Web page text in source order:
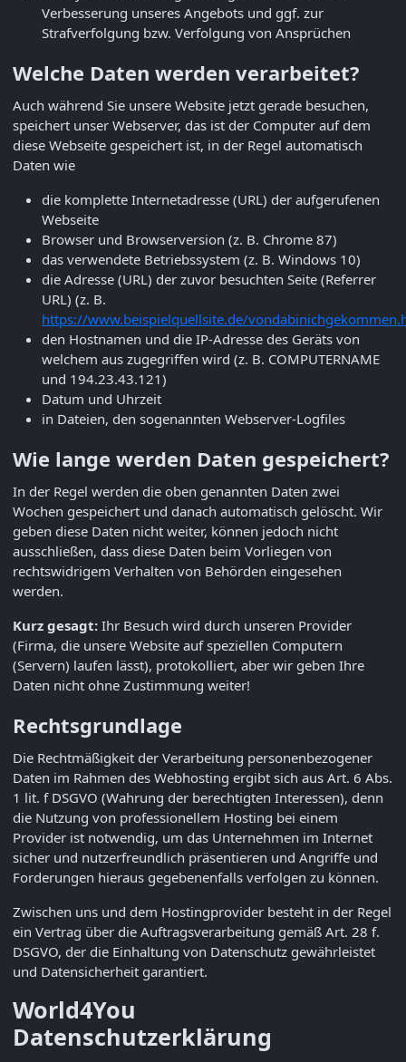
Verbesserung unseres Angebots und ggf. zur
Strafverfolgung bzw. Verfolgung von Ansprüchen
Welche Daten werden verarbeitet?
Auch während Sie unsere Website jetzt gerade besuchen,
speichert unser Webserver, das ist der Computer auf dem
diese Webseite gespeichert ist, in der Regel automatisch
Daten wie
die komplette Internetadresse (URL) der aufgerufenen
Webseite
Browser und Browserversion (z. B. Chrome 87)
das verwendete Betriebssystem (z. B. Windows 10)
die Adresse (URL) der zuvor besuchten Seite (Referrer
URL) (z. B.
https://www.beispielquellsite.de/
den Hostnamen und die IP-Adresse des Geräts von
welchem aus zugegriffen wird (z. B. COMPUTERNAME
und 194.23.43.121)
Datum und Uhrzeit
in Dateien, den sogenannten Webserver-Logfiles
Wie lange werden Daten gespeichert?
In der Regel werden die oben genannten Daten zwei
Wochen gespeichert und danach automatisch gelöscht. Wir
geben diese Daten nicht weiter, können jedoch nicht
ausschließen, dass diese Daten beim Vorliegen von
rechtswidrigem Verhalten von Behörden eingesehen
werden.
Kurz gesagt: Ihr Besuch wird durch unseren Provider
(Firma, die unsere Website auf speziellen Computern
(Servern) laufen lässt), protokolliert, aber wir geben Ihre
Daten nicht ohne Zustimmung weiter!
Rechtsgrundlage
Die Rechtmäßigkeit der Verarbeitung personenbezogener
Daten im Rahmen des Webhosting ergibt sich aus Art. 6 Abs.
1 lit. f DSGVO (Wahrung der berechtigten Interessen), denn
die Nutzung von professionellem Hosting bei einem
Provider ist notwendig, um das Unternehmen im Internet
sicher und nutzerfreundlich präsentieren und Angriffe und
Forderungen hieraus gegebenenfalls verfolgen zu können.
Zwischen uns und dem Hostingprovider besteht in der Regel
ein Vertrag über die Auftragsverarbeitung gemäß Art. 28 f.
DSGVO, der die Einhaltung von Datenschutz gewährleistet
und Datensicherheit garantiert.
World4You
Datenschutzerklärung